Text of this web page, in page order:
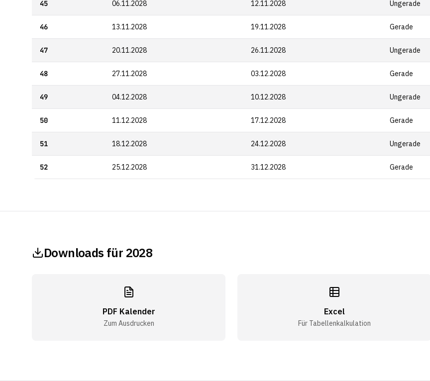
45 06.11.2028 12.11.2028 Ungerade
46 13.11.2028 19.11.2028 Gerade
47 20.11.2028 26.11.2028 Ungerade
48 27.11.2028 03.12.2028 Gerade
49 04.12.2028 10.12.2028 Ungerade
50 11.12.2028 17.12.2028 Gerade
51 18.12.2028 24.12.2028 Ungerade
52 25.12.2028 31.12.2028 Gerade
Downloads für 2028
PDF Kalender
Zum Ausdrucken
Excel
Für Tabellenkalkulation